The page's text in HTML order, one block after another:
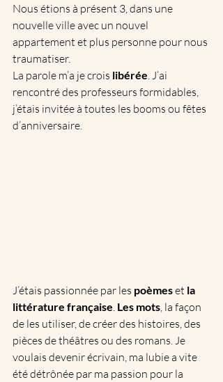
Nous étions à présent 3, dans une
nouvelle ville avec un nouvel
appartement et plus personne pour nous
traumatiser.
La parole m’a je crois libérée . J’ai
rencontré des professeurs formidables,
j’étais invitée à toutes les booms ou fêtes
d’anniversaire.
J’étais passionnée par les poèmes et la
littérature française. Les mots, la façon
de les utiliser, de créer des histoires, des
pièces de théâtres ou des romans. Je
voulais devenir écrivain, ma lubie a vite
été détrônée par ma passion pour la